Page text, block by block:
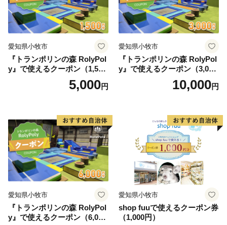
愛知県小牧市
『トランポリンの森 RolyPol
y』で使えるクーポン（1,500
5,000円
愛知県小牧市
『トランポリンの森 RolyPol
y』で使えるクーポン（3,000
10,000円
愛知県小牧市
『トランポリンの森 RolyPol
y』で使えるクーポン（6,000
愛知県小牧市
shop fuuで使えるクーポン券
（1,000円）